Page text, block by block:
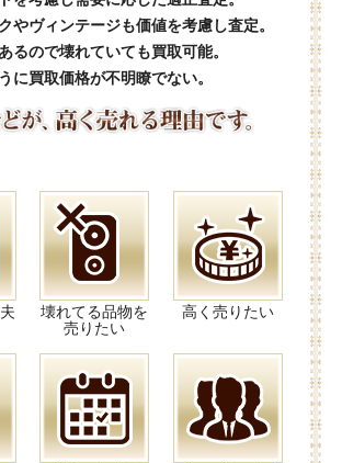
やヴィンテージも価値を考慮し査定。
るので壊れていても買取可能。
に買取価格が不明瞭でない。
壊れてる品物を
売りたい
高く売りたい